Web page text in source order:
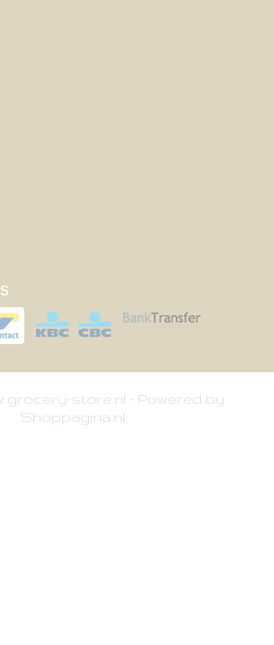
store.nl - Powered by
Shoppagina.nl